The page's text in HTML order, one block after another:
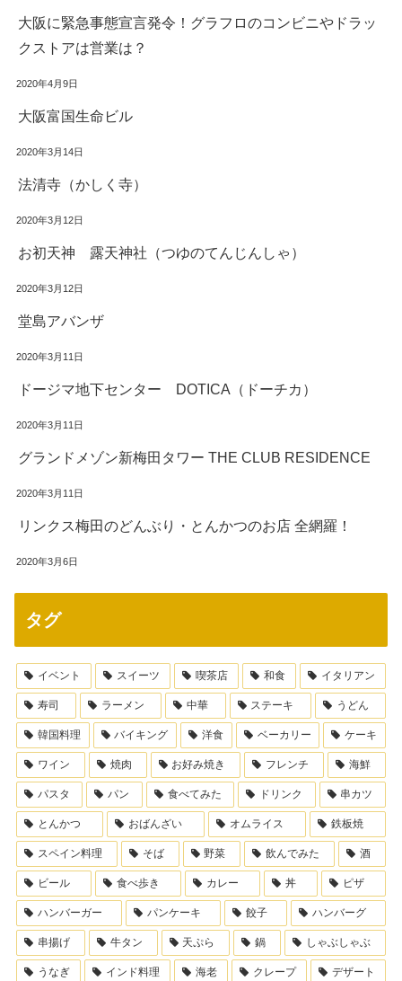
大阪に緊急事態宣言発令！グラフロのコンビニやドラッ
クストアは営業は？
2020年4月9日
大阪富国生命ビル
2020年3月14日
法清寺（かしく寺）
2020年3月12日
お初天神 露天神社（つゆのてんじんしゃ）
2020年3月12日
堂島アバンザ
2020年3月11日
ドージマ地下センター DOTICA（ドーチカ）
2020年3月11日
グランドメゾン新梅田タワー THE CLUB RESIDENCE
2020年3月11日
リンクス梅田のどんぶり・とんかつのお店 全網羅！
2020年3月6日
タグ
イベント スイーツ 喫茶店 和食 イタリアン
寿司 ラーメン 中華 ステーキ うどん
韓国料理 バイキング 洋食 ベーカリー ケーキ
ワイン 焼肉 お好み焼き フレンチ 海鮮
パスタ パン 食べてみた ドリンク 串カツ
とんかつ おばんざい オムライス 鉄板焼
スペイン料理 そば 野菜 飲んでみた 酒
ビール 食べ歩き カレー 丼 ピザ
ハンバーガー パンケーキ 餃子 ハンバーグ
串揚げ 牛タン 天ぷら 鍋 しゃぶしゃぶ
うなぎ インド料理 海老 クレープ デザート